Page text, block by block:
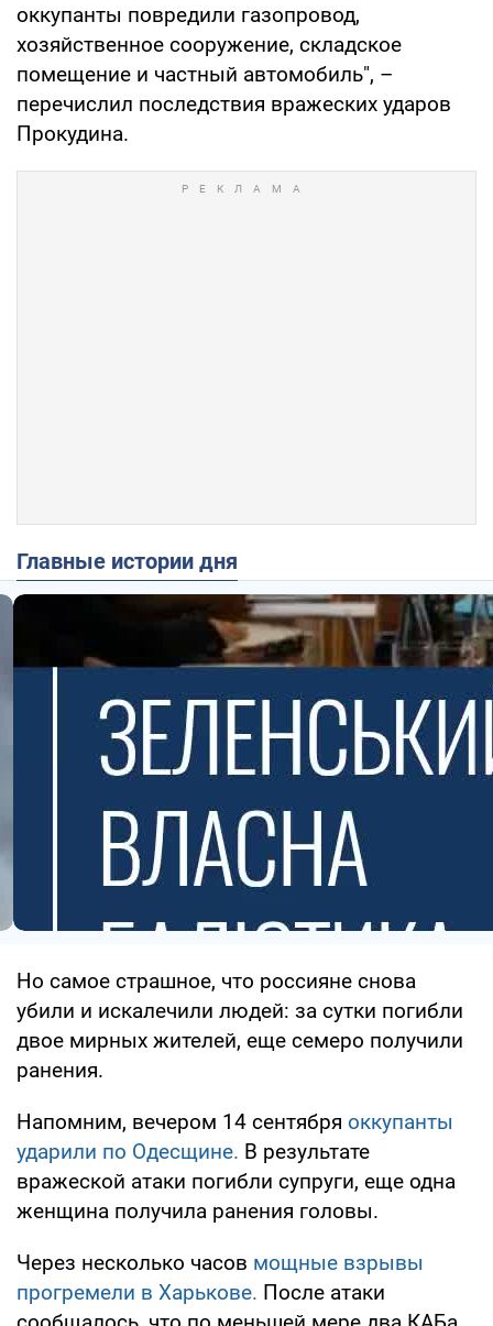
оккупанты повредили газопровод,
хозяйственное сооружение, складское
помещение и частный автомобиль", –
перечислил последствия вражеских ударов
Прокудина.
Главные истории дня
Но самое страшное, что россияне снова
убили и искалечили людей: за сутки погибли
двое мирных жителей, еще семеро получили
ранения.
Напомним, вечером 14 сентября оккупанты
ударили по Одесщине. В результате
вражеской атаки погибли супруги, еще одна
женщина получила ранения головы.
Через несколько часов мощные взрывы
прогремели в Харькове. После атаки